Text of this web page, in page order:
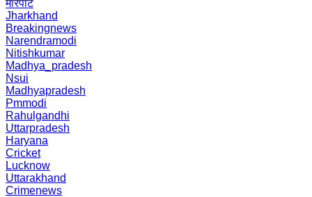
मारपीट
Jharkhand
Breakingnews
Narendramodi
Nitishkumar
Madhya_pradesh
Nsui
Madhyapradesh
Pmmodi
Rahulgandhi
Uttarpradesh
Haryana
Cricket
Lucknow
Uttarakhand
Crimenews